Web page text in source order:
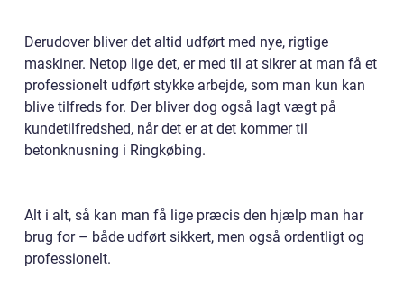
Derudover bliver det altid udført med nye, rigtige
maskiner. Netop lige det, er med til at sikrer at man få et
professionelt udført stykke arbejde, som man kun kan
blive tilfreds for. Der bliver dog også lagt vægt på
kundetilfredshed, når det er at det kommer til
betonknusning i Ringkøbing.
Alt i alt, så kan man få lige præcis den hjælp man har
brug for – både udført sikkert, men også ordentligt og
professionelt.